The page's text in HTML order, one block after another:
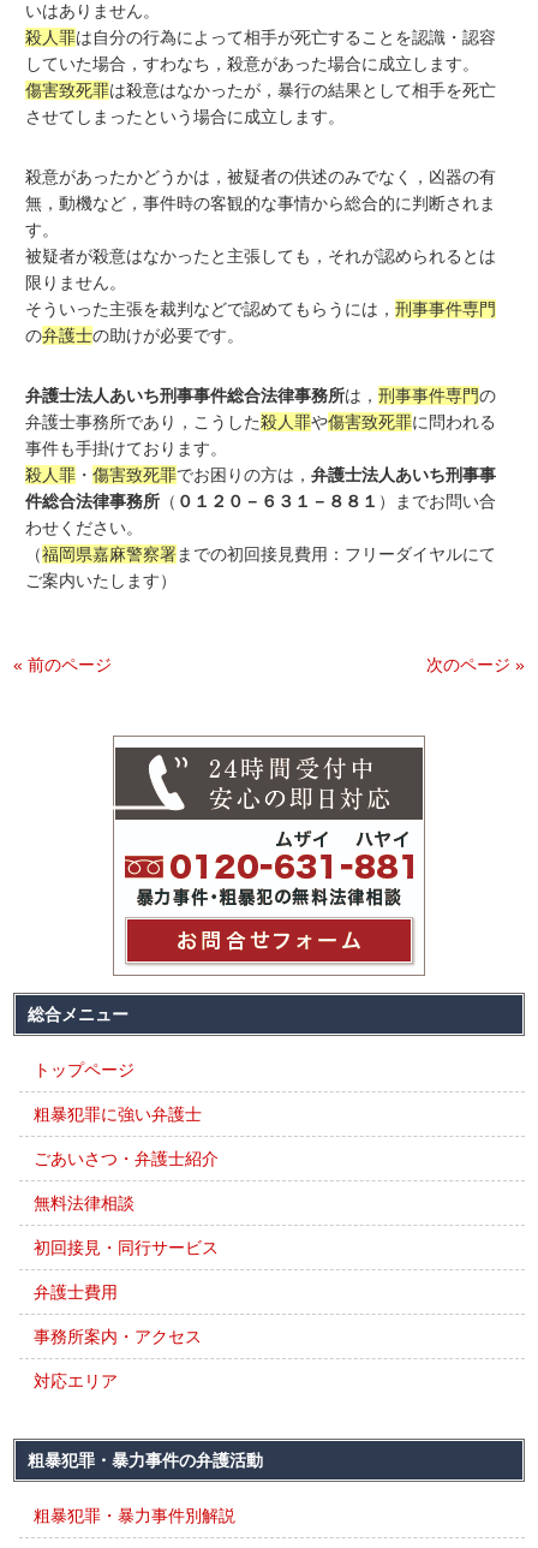
いはありません。
殺人罪は自分の行為によって相手が死亡することを認識・認容
していた場合，すわなち，殺意があった場合に成立します。
傷害致死罪は殺意はなかったが，暴行の結果として相手を死亡
させてしまったという場合に成立します。
殺意があったかどうかは，被疑者の供述のみでなく，凶器の有
無，動機など，事件時の客観的な事情から総合的に判断されま
す。
被疑者が殺意はなかったと主張しても，それが認められるとは
限りません。
そういった主張を裁判などで認めてもらうには，刑事事件専門
の弁護士の助けが必要です。
弁護士法人あいち刑事事件総合法律事務所は，刑事事件専門の
弁護士事務所であり，こうした殺人罪や傷害致死罪に問われる
事件も手掛けております。
殺人罪 ・傷害致死罪でお困りの方は，弁護士法人あいち刑事事
件総合法律事務所 （ ０１２０－６３１－８８１ ）までお問い合
わせください。
（福岡県嘉麻警察署までの初回接見費用：フリーダイヤルにて
ご案内いたします）
« 前のページ 次のページ »
総合メニュー
トップページ
粗暴犯罪に強い弁護士
ごあいさつ・弁護士紹介
無料法律相談
初回接見・同行サービス
弁護士費用
事務所案内・アクセス
対応エリア
粗暴犯罪・暴力事件の弁護活動
粗暴犯罪・暴力事件別解説